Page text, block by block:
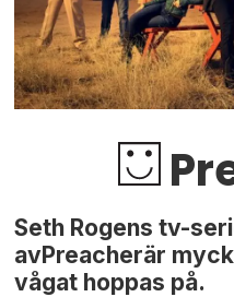
Seth Rogens tv-
avPreacherär
vågat hoppas på.